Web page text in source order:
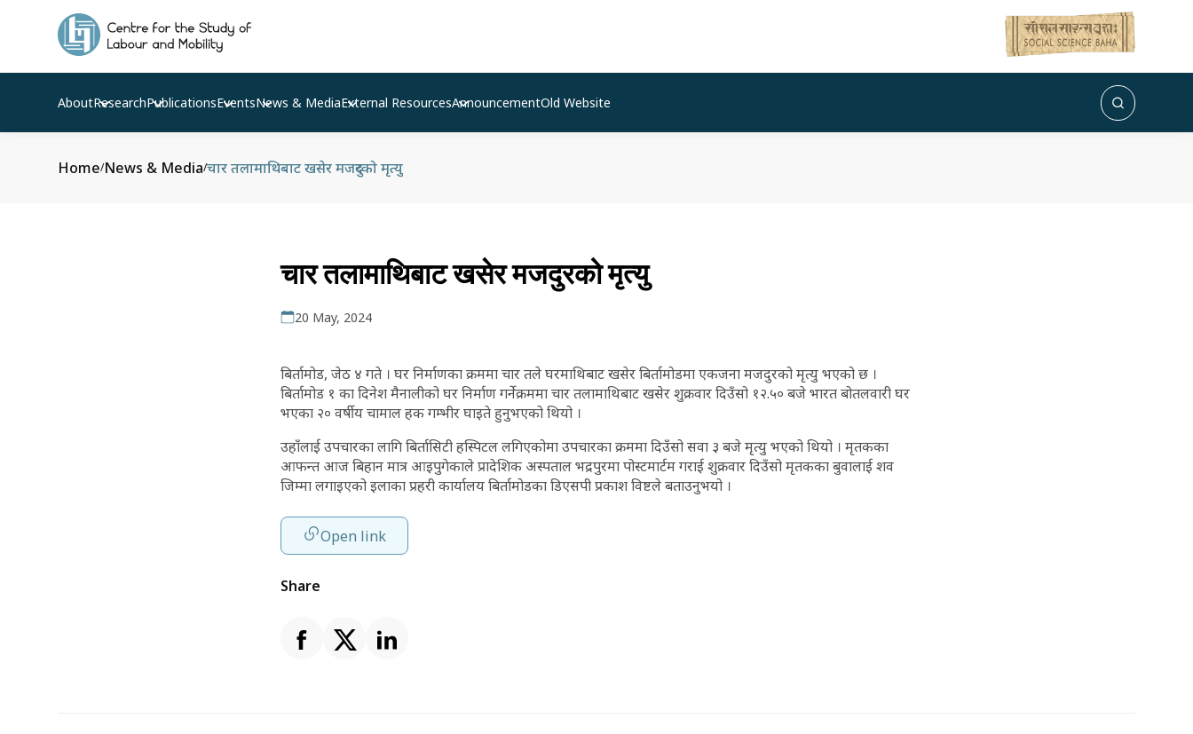
AboutResearchPublicationsEventsNews & MediaExternal ResourcesAnnouncementOld Website
Home/News & Media/चार तलामाथिबाट खसेर मजदुरको मृत्यु
चार तलामाथिबाट खसेर मजदुरको मृत्यु
20 May, 2024
बिर्तामोड, जेठ ४ गते । घर निर्माणका क्रममा चार तले घरमाथिबाट खसेर बिर्तामोडमा एकजना मजदुरको मृत्यु भएको छ ।
बिर्तामोड १ का दिनेश मैनालीको घर निर्माण गर्नेक्रममा चार तलामाथिबाट खसेर शुक्रवार दिउँसो १२.५० बजे भारत बोतलवारी घर
भएका २० वर्षीय चामाल हक गम्भीर घाइते हुनुभएको थियो ।
उहाँलाई उपचारका लागि बिर्तासिटी हस्पिटल लगिएकोमा उपचारका क्रममा दिउँसो सवा ३ बजे मृत्यु भएको थियो । मृतकका
आफन्त आज बिहान मात्र आइपुगेकाले प्रादेशिक अस्पताल भद्रपुरमा पोस्टमार्टम गराई शुक्रवार दिउँसो मृतकका बुवालाई शव
जिम्मा लगाइएको इलाका प्रहरी कार्यालय बिर्तामोडका डिएसपी प्रकाश विष्टले बताउनुभयो ।
Open link
Share